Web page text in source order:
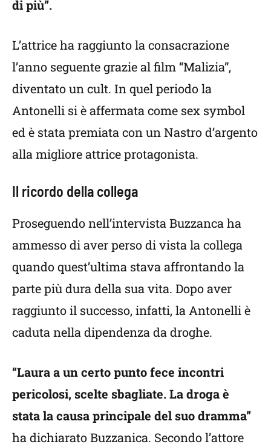
di più”.
L’attrice ha raggiunto la consacrazione
l’anno seguente grazie al film “Malizia”,
diventato un cult. In quel periodo la
Antonelli si è affermata come sex symbol
ed è stata premiata con un Nastro d’argento
alla migliore attrice protagonista.
Il ricordo della collega
Proseguendo nell’intervista Buzzanca ha
ammesso di aver perso di vista la collega
quando quest’ultima stava affrontando la
parte più dura della sua vita. Dopo aver
raggiunto il successo, infatti, la Antonelli è
caduta nella dipendenza da droghe.
“Laura a un certo punto fece incontri
pericolosi, scelte sbagliate. La droga è
stata la causa principale del suo dramma”
ha dichiarato Buzzanica. Secondo l’attore